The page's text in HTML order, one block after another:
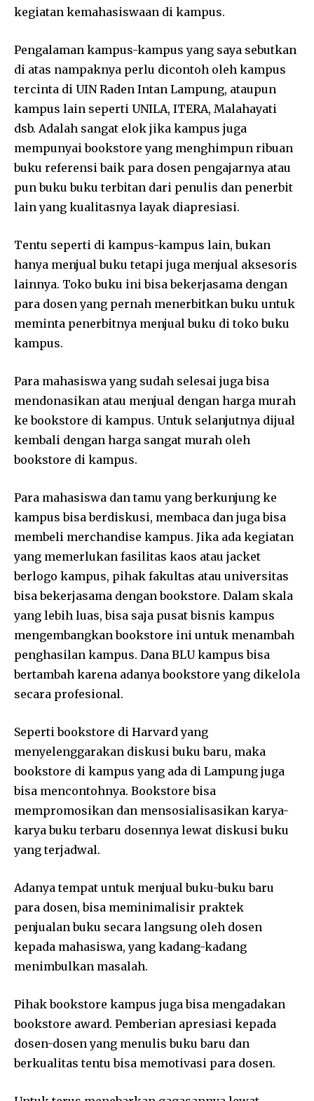
kegiatan kemahasiswaan di kampus.
Pengalaman kampus-kampus yang saya sebutkan
di atas nampaknya perlu dicontoh oleh kampus
tercinta di UIN Raden Intan Lampung, ataupun
kampus lain seperti UNILA, ITERA, Malahayati
dsb. Adalah sangat elok jika kampus juga
mempunyai bookstore yang menghimpun ribuan
buku referensi baik para dosen pengajarnya atau
pun buku buku terbitan dari penulis dan penerbit
lain yang kualitasnya layak diapresiasi.
Tentu seperti di kampus-kampus lain, bukan
hanya menjual buku tetapi juga menjual aksesoris
lainnya. Toko buku ini bisa bekerjasama dengan
para dosen yang pernah menerbitkan buku untuk
meminta penerbitnya menjual buku di toko buku
kampus.
Para mahasiswa yang sudah selesai juga bisa
mendonasikan atau menjual dengan harga murah
ke bookstore di kampus. Untuk selanjutnya dijual
kembali dengan harga sangat murah oleh
bookstore di kampus.
Para mahasiswa dan tamu yang berkunjung ke
kampus bisa berdiskusi, membaca dan juga bisa
membeli merchandise kampus. Jika ada kegiatan
yang memerlukan fasilitas kaos atau jacket
berlogo kampus, pihak fakultas atau universitas
bisa bekerjasama dengan bookstore. Dalam skala
yang lebih luas, bisa saja pusat bisnis kampus
mengembangkan bookstore ini untuk menambah
penghasilan kampus. Dana BLU kampus bisa
bertambah karena adanya bookstore yang dikelola
secara profesional.
Seperti bookstore di Harvard yang
menyelenggarakan diskusi buku baru, maka
bookstore di kampus yang ada di Lampung juga
bisa mencontohnya. Bookstore bisa
mempromosikan dan mensosialisasikan karya-
karya buku terbaru dosennya lewat diskusi buku
yang terjadwal.
Adanya tempat untuk menjual buku-buku baru
para dosen, bisa meminimalisir praktek
penjualan buku secara langsung oleh dosen
kepada mahasiswa, yang kadang-kadang
menimbulkan masalah.
Pihak bookstore kampus juga bisa mengadakan
bookstore award. Pemberian apresiasi kepada
dosen-dosen yang menulis buku baru dan
berkualitas tentu bisa memotivasi para dosen.